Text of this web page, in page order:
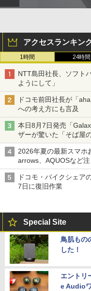
アクセスランキン
1時間 24時間
NTT島田社長、ソフト
ようにして」
ドコモ前田社長が「
への考え方にも言及
本日8月7日発売「
ザーが驚いた「そば屋
2026年夏の最新スマホ
arrows、AQUOSなど
ドコモ・バイクシェ
7日に復旧作業
Special Site
鳥肌もの
した！
エントリ
e Audio